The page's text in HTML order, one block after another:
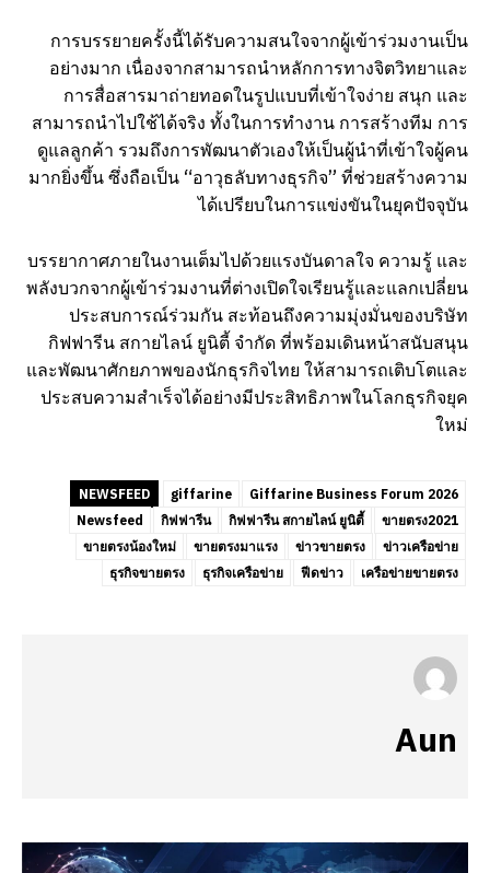
การบรรยายครั้งนี้ได้รับความสนใจจากผู้เข้าร่วมงานเป็น
อย่างมาก เนื่องจากสามารถนำหลักการทางจิตวิทยาและ
การสื่อสารมาถ่ายทอดในรูปแบบที่เข้าใจง่าย สนุก และ
สามารถนำไปใช้ได้จริง ทั้งในการทำงาน การสร้างทีม การ
ดูแลลูกค้า รวมถึงการพัฒนาตัวเองให้เป็นผู้นำที่เข้าใจผู้คน
มากยิ่งขึ้น ซึ่งถือเป็น “อาวุธลับทางธุรกิจ” ที่ช่วยสร้างความ
ได้เปรียบในการแข่งขันในยุคปัจจุบัน
บรรยากาศภายในงานเต็มไปด้วยแรงบันดาลใจ ความรู้ และ
พลังบวกจากผู้เข้าร่วมงานที่ต่างเปิดใจเรียนรู้และแลกเปลี่ยน
ประสบการณ์ร่วมกัน สะท้อนถึงความมุ่งมั่นของบริษัท
กิฟฟารีน สกายไลน์ ยูนิตี้ จำกัด ที่พร้อมเดินหน้าสนับสนุน
และพัฒนาศักยภาพของนักธุรกิจไทย ให้สามารถเติบโตและ
ประสบความสำเร็จได้อย่างมีประสิทธิภาพในโลกธุรกิจยุค
ใหม่
NEWSFEED giffarine
Giffarine Business Forum 2026
Newsfeed
กิฟฟารีน กิฟฟารีน สกายไลน์ ยูนิตี้
ขายตรง2021
ขายตรงน้องใหม่
ขายตรงมาแรง ข่าวขายตรง
ข่าวเครือข่าย
ธุรกิจขายตรง
ธุรกิจเครือข่าย ฟีดข่าว เครือข่ายขายตรง
Aun